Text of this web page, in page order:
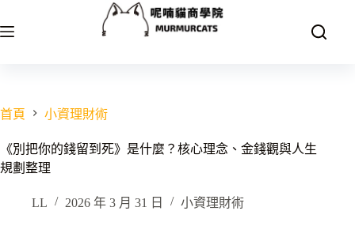
至
容
首頁 小資理財術
《別把你的錢留到死》是什麼？核心理念、金錢觀與人生
規劃整理
LL 2026 年 3 月 31 日 小資理財術